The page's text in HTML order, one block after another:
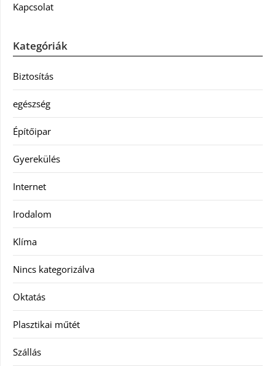
Kapcsolat
Kategóriák
Biztosítás
egészség
Építőipar
Gyerekülés
Internet
Irodalom
Klíma
Nincs kategorizálva
Oktatás
Plasztikai műtét
Szállás